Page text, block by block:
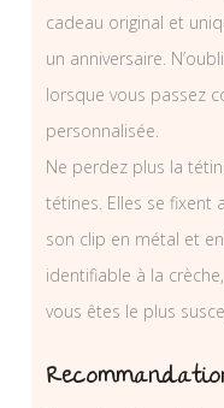
cadeau original et
un anniversaire.
lorsque vous passez
personnalisée.
Ne perdez plus la
tétines. Elles se fixent
son clip en métal et
identifiable à la
vous êtes le plus